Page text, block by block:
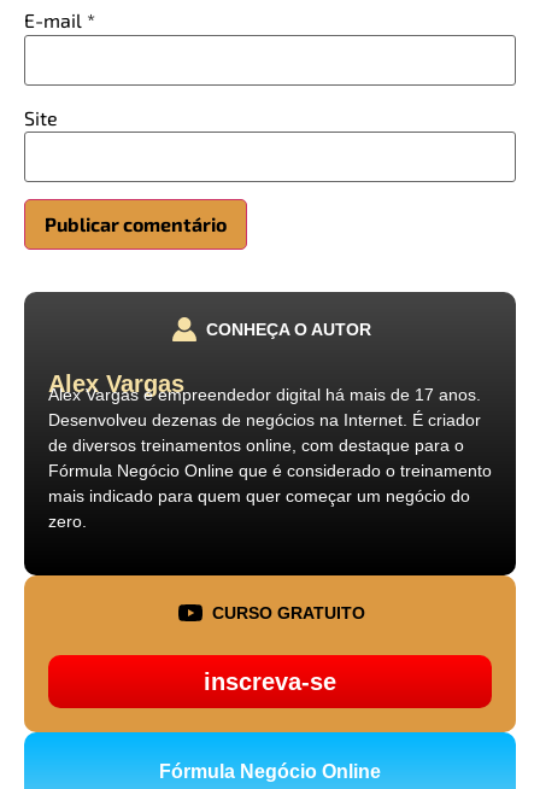
CONHEÇA O AUTOR
Alex Vargas
Alex Vargas é empreendedor digital há mais de 17 anos.
Desenvolveu dezenas de negócios na Internet. É criador
de diversos treinamentos online, com destaque para o
Fórmula Negócio Online que é considerado o treinamento
mais indicado para quem quer começar um negócio do
zero.
CURSO GRATUITO
inscreva-se
Fórmula Negócio Online
E-mail *
Site